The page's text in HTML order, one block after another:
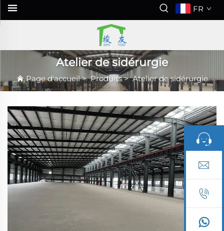
FR
Atelier de sidérurgie
Page d'accueil>Produits>Atelier de sidérurgie